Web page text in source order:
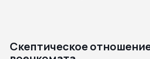
Скептическое